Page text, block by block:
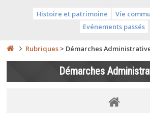
Histoire et patrimoine Vie
Evénements passés
Rubriques > Démarches
Démarches